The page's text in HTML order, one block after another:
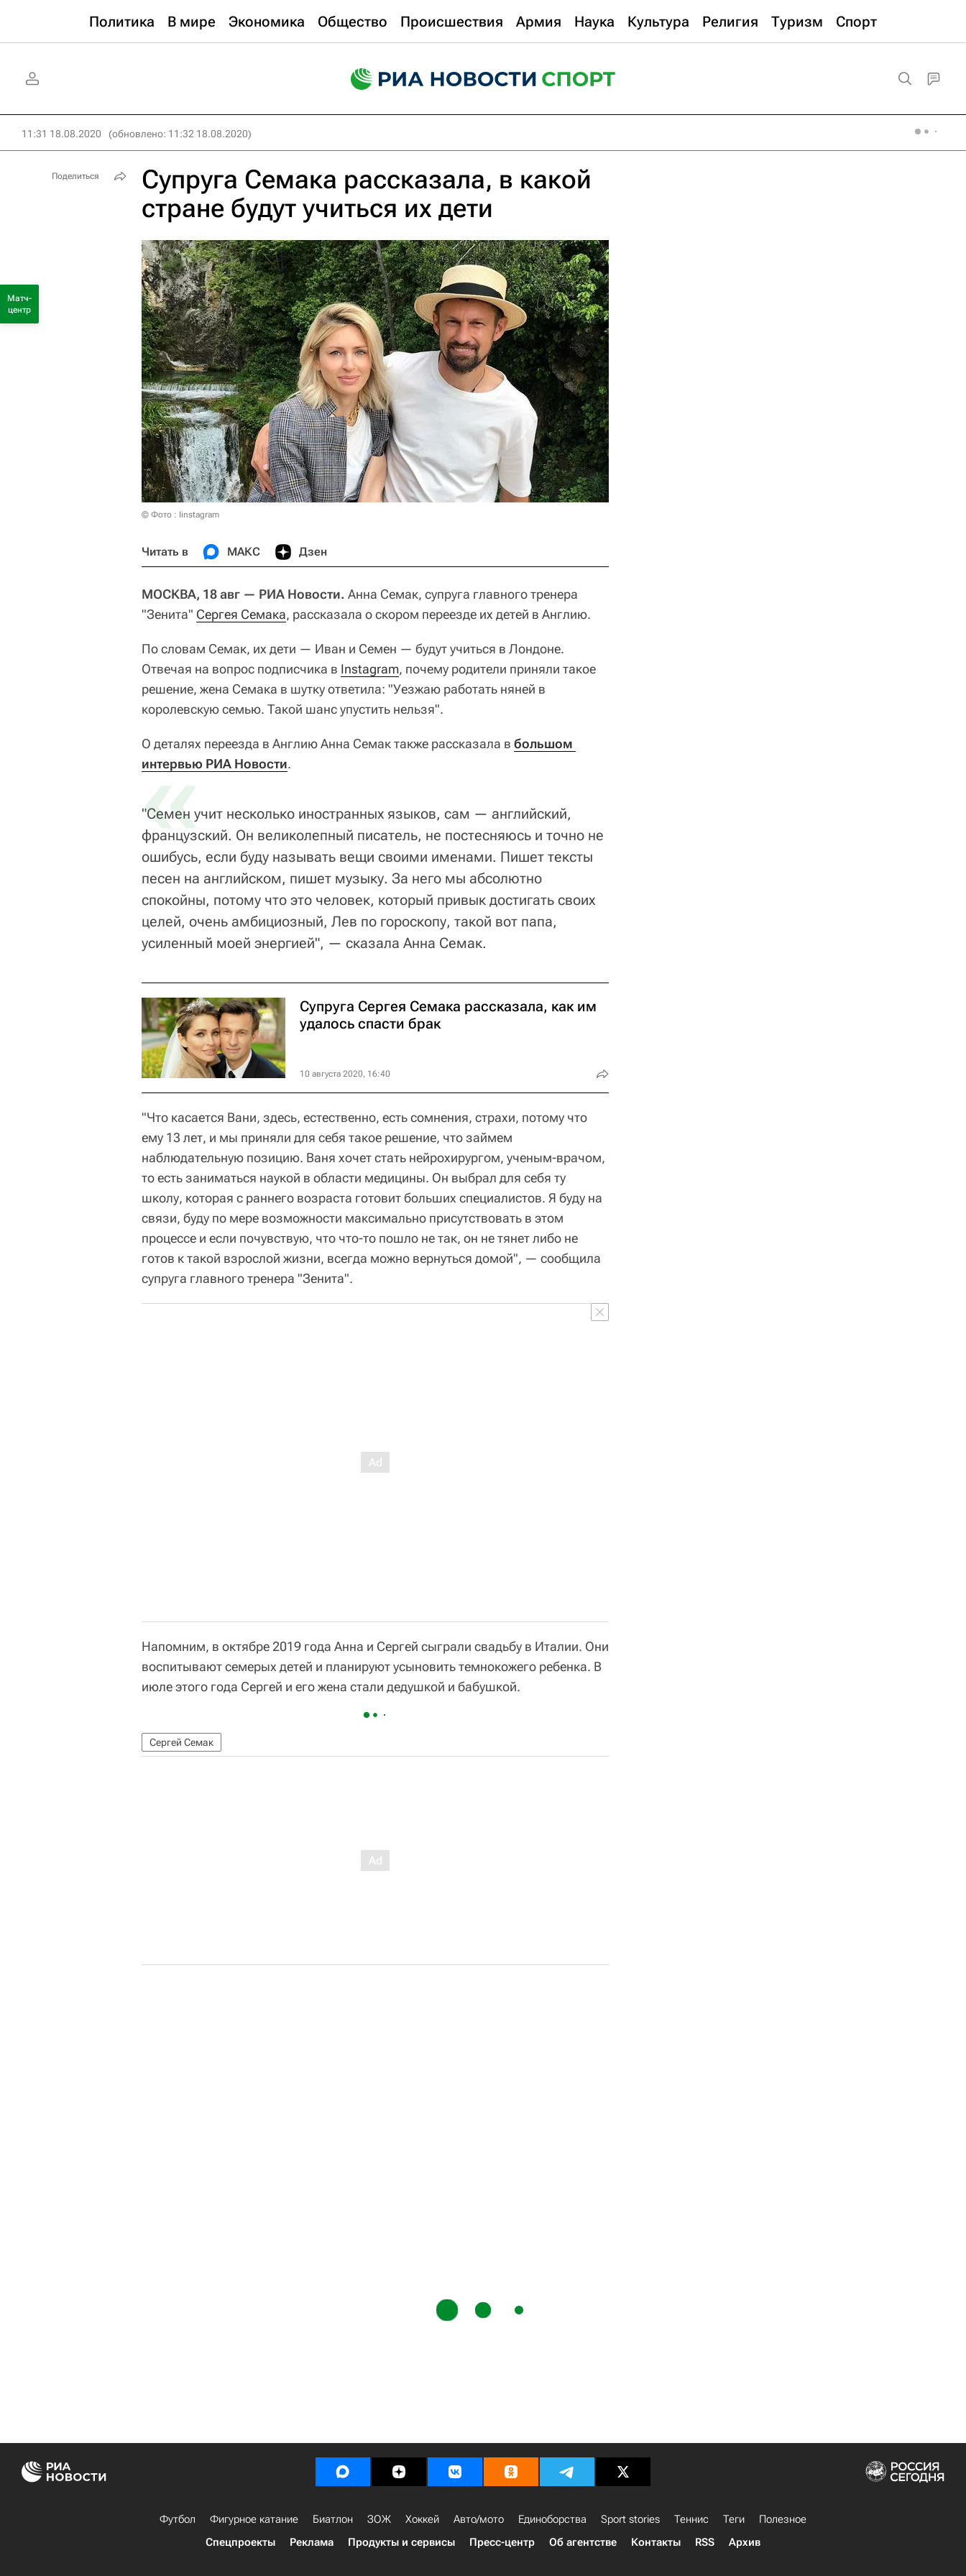
Политика В мире Экономика Общество Происшествия Армия Наука Культура Религия Туризм Спорт
11:31 18.08.2020 (обновлено: 11:32 18.08.2020)
Супруга Семака рассказала, в какой
стране будут учиться их дети
© Фото : Iinstagram
Читать в МАКС Дзен
МОСКВА, 18 авг — РИА Новости. Анна Семак, супруга главного тренера
"Зенита" Сергея Семака, рассказала о скором переезде их детей в Англию.
По словам Семак, их дети — Иван и Семен — будут учиться в Лондоне.
Отвечая на вопрос подписчика в Instagram, почему родители приняли такое
решение, жена Семака в шутку ответила: "Уезжаю работать няней в
королевскую семью. Такой шанс упустить нельзя".
О деталях переезда в Англию Анна Семак также рассказала в большом
интервью РИА Новости.
«
"Семен учит несколько иностранных языков, сам — английский,
французский. Он великолепный писатель, не постесняюсь и точно не
ошибусь, если буду называть вещи своими именами. Пишет тексты
песен на английском, пишет музыку. За него мы абсолютно
спокойны, потому что это человек, который привык достигать своих
целей, очень амбициозный, Лев по гороскопу, такой вот папа,
усиленный моей энергией", — сказала Анна Семак.
Супруга Сергея Семака рассказала, как им
удалось спасти брак
10 августа 2020, 16:40
"Что касается Вани, здесь, естественно, есть сомнения, страхи, потому что
ему 13 лет, и мы приняли для себя такое решение, что займем
наблюдательную позицию. Ваня хочет стать нейрохирургом, ученым-врачом,
то есть заниматься наукой в области медицины. Он выбрал для себя ту
школу, которая с раннего возраста готовит больших специалистов. Я буду на
связи, буду по мере возможности максимально присутствовать в этом
процессе и если почувствую, что что-то пошло не так, он не тянет либо не
готов к такой взрослой жизни, всегда можно вернуться домой", — сообщила
супруга главного тренера "Зенита".
Напомним, в октябре 2019 года Анна и Сергей сыграли свадьбу в Италии. Они
воспитывают семерых детей и планируют усыновить темнокожего ребенка. В
июле этого года Сергей и его жена стали дедушкой и бабушкой.
Сергей Семак
Поделиться
Матч-
центр
Футбол Фигурное катание Биатлон ЗОЖ Хоккей Авто/мото Единоборства Sport stories Теннис Теги
Полезное
Спецпроекты
Реклама Продукты и сервисы Пресс-центр Об агентстве Контакты RSS Архив